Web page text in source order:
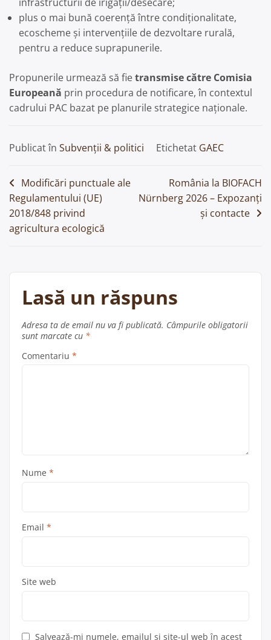
plus o mai bună coerență între condiționalitate,
ecoscheme și intervențiile de dezvoltare rurală,
pentru a reduce suprapunerile.
Propunerile urmează să fietransmise către Comisia
Europeană prin procedura de notificare, în contextul
cadrului PAC bazat pe planurile strategice naționale.
Publicat în Subvenții & politici Etichetat GAEC
Navigare
în
articole
Modificări punctuale ale
Regulamentului (UE)
2018/848 privind
agricultura ecologică
România la BIOFACH
Nürnberg 2026 – Expozanți
și contacte
Lasă un răspuns
Adresa ta de email nu va fi publicată. Câmpurile obligatorii
sunt marcate cu *
Comentariu *
Nume *
Email *
Site web
Salvează-mi numele, emailul și site-ul web în acest